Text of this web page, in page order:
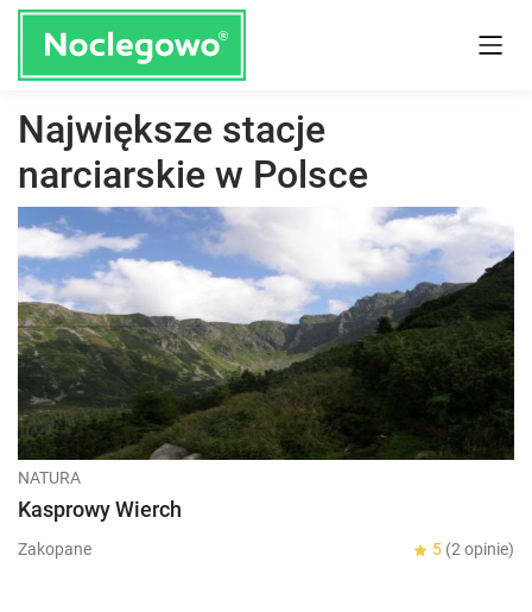
Największe stacje
narciarskie w Polsce
NATURA
Kasprowy Wierch
Zakopane 5 (2 opinie)